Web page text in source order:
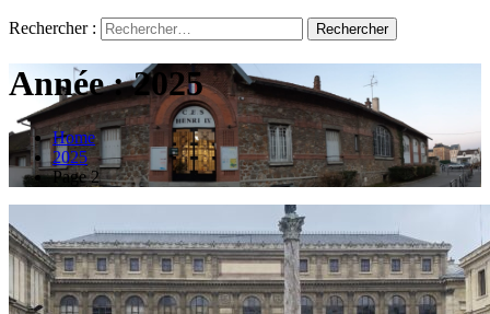
Rechercher :
Année :2025
Home
2025
Page 2